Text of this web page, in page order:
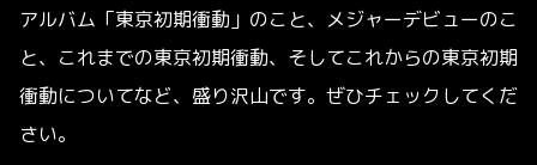
アルバム「東京初期衝動」のこと、メジャーデビューのこ
と、これまでの東京初期衝動、そしてこれからの東京初期
衝動についてなど、盛り沢山です。ぜひチェックしてくだ
さい。